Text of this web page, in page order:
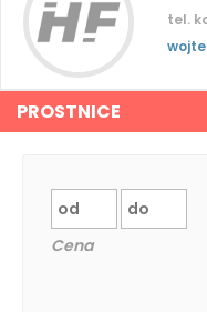
tel.
PROSTNICE
Cena